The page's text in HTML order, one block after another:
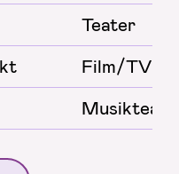
Teater
Film/TV